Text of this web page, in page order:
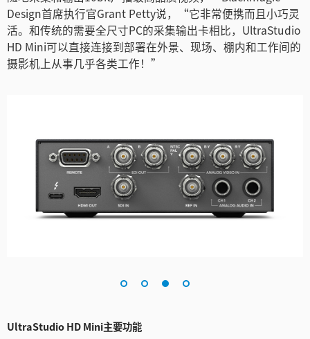
Design首席执行官Grant Petty说，“它非常便携而且小巧灵
活。和传统的需要全尺寸PC的采集输出卡相比，UltraStudio
HD Mini可以直接连接到部署在外景、现场、棚内和工作间的
摄影机上从事几乎各类工作！”
UltraStudio HD Mini主要功能